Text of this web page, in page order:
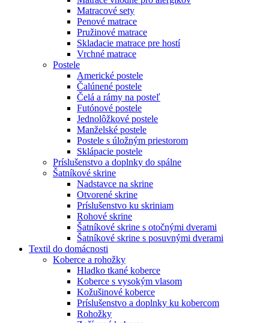
Matracové sety
Penové matrace
Pružinové matrace
Skladacie matrace pre hostí
Vrchné matrace
Postele
Americké postele
Čalúnené postele
Čelá a rámy na posteľ
Futónové postele
Jednolôžkové postele
Manželské postele
Postele s úložným priestorom
Sklápacie postele
Príslušenstvo a doplnky do spálne
Šatníkové skrine
Nadstavce na skrine
Otvorené skrine
Príslušenstvo ku skriniam
Rohové skrine
Šatníkové skrine s otočnými dverami
Šatníkové skrine s posuvnými dverami
Textil do domácnosti
Koberce a rohožky
Hladko tkané koberce
Koberce s vysokým vlasom
Kožušinové koberce
Príslušenstvo a doplnky ku kobercom
Rohožky